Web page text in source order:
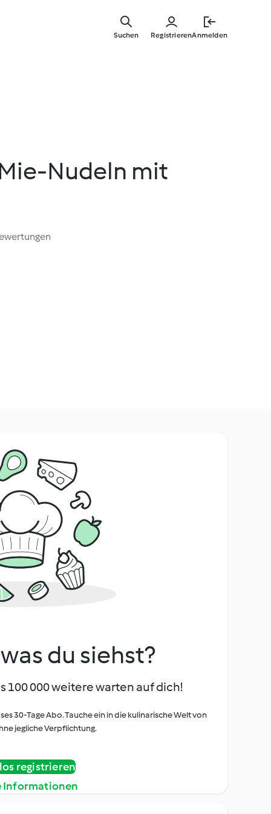
springen
RegistrierenAnmelden
Suchen
Nudeln mit
du siehst?
100 000 weitere warten auf dich!
30-Tage Abo. Tauche ein in die kulinarische Welt von
jegliche Verpflichtung.
registrieren
Informationen